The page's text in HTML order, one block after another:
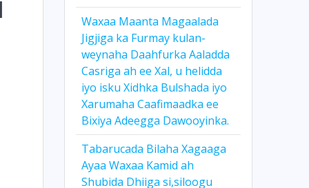
Waxaa Maanta Magaalada
Jigjiga ka Furmay kulan-
weynaha Daahfurka Aaladda
Casriga ah ee Xal, u helidda
iyo isku Xidhka Bulshada iyo
Xarumaha Caafimaadka ee
Bixiya Adeegga Dawooyinka.
Tabarucada Bilaha Xagaaga
Ayaa Waxaa Kamid ah
Shubida Dhiiga si,siloogu